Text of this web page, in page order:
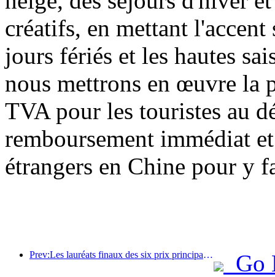
créatifs, en mettant
jours fériés et les hautes
nous mettrons en œuvre la
TVA pour les touristes au
remboursement immédiat
étrangers en Chine pour y
Prev:Les lauréats finaux des six prix principaux ont été annoncés, et plus d'une centaine d'hôtels et d'entreprises reçoivent des prix annuels !
Go